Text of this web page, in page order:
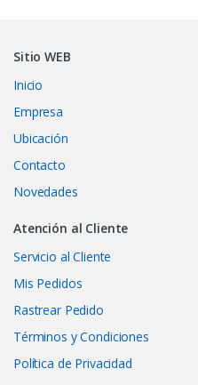
Sitio WEB
Inicio
Empresa
Ubicación
Contacto
Novedades
Atención al Cliente
Servicio al Cliente
Mis Pedidos
Rastrear Pedido
Términos y Condiciones
Política de Privacidad